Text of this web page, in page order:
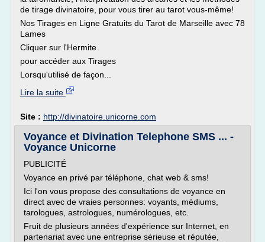
de tirage divinatoire, pour vous tirer au tarot vous-même!
Nos Tirages en Ligne Gratuits du Tarot de Marseille avec 78
Lames
Cliquer sur l'Hermite
pour accéder aux Tirages
Lorsqu'utilisé de façon...
Lire la suite
Site : http://divinatoire.unicorne.com
Voyance et Divination Telephone SMS ... -
Voyance Unicorne
PUBLICITÉ
Voyance en privé par téléphone, chat web & sms!
Ici l'on vous propose des consultations de voyance en
direct avec de vraies personnes: voyants, médiums,
tarologues, astrologues, numérologues, etc.
Fruit de plusieurs années d'expérience sur Internet, en
partenariat avec une entre­prise sérieuse et réputée,